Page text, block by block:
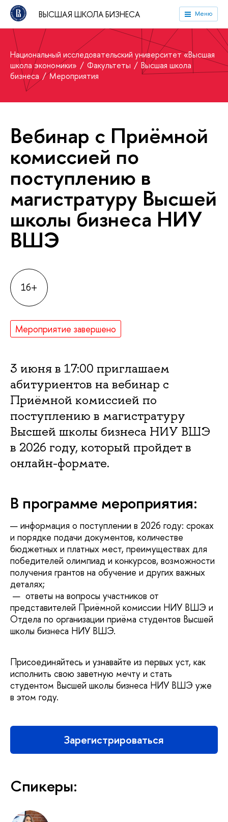
ВЫСШАЯ ШКОЛА БИЗНЕСА Меню
Национальный исследовательский университет «Высшая
школа экономики»
Факультеты
Высшая школа
бизнеса
Мероприятия
Вебинар с Приёмной
комиссией по
поступлению в
магистратуру Высшей
школы бизнеса НИУ
ВШЭ
16+
Мероприятие завершено
3 июня в 17:00 приглашаем
абитуриентов на вебинар с
Приёмной комиссией по
поступлению в магистратуру
Высшей школы бизнеса НИУ ВШЭ
в 2026 году, который пройдет в
онлайн-формате.
В программе мероприятия:
— информация о поступлении в 2026 году: сроках
и порядке подачи документов, количестве
бюджетных и платных мест, преимуществах для
победителей олимпиад и конкурсов, возможности
получения грантов на обучение и других важных
деталях;
— ответы на вопросы участников от
представителей Приёмной комиссии НИУ ВШЭ и
Отдела по организации приёма студентов Высшей
школы бизнеса НИУ ВШЭ.
Присоединяйтесь и узнавайте из первых уст, как
исполнить свою заветную мечту и стать
студентом Высшей школы бизнеса НИУ ВШЭ уже
в этом году.
Зарегистрироваться
Спикеры: